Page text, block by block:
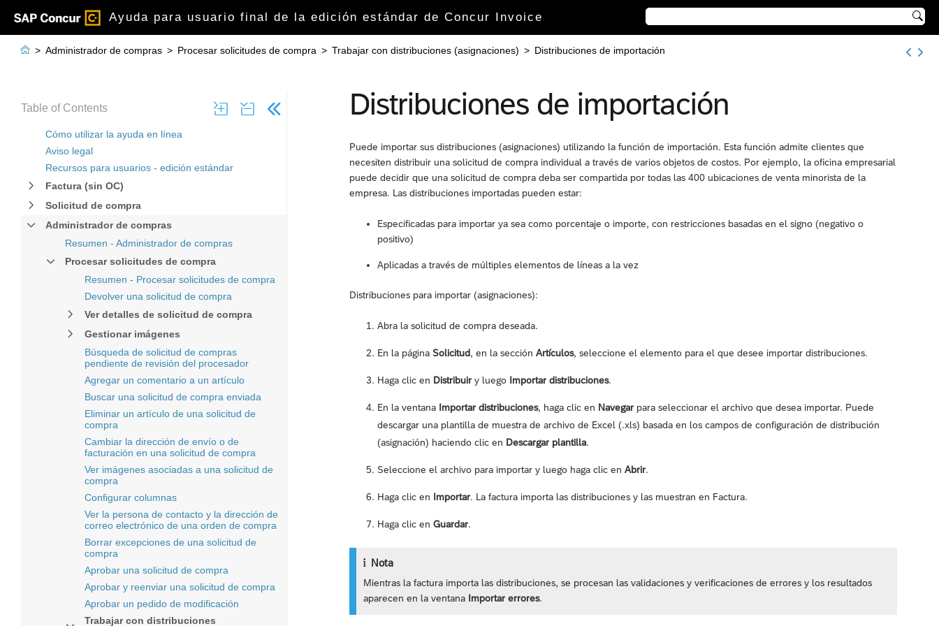
Ayuda para usuario final de la edición estándar de Concur Invoice 
Table of Contents
Cómo utilizar la ayuda en línea
Aviso legal
Recursos para usuarios - edición estándar
Factura (sin OC)
Solicitud de compra
Administrador de compras
Resumen - Administrador de compras
Procesar solicitudes de compra
Resumen - Procesar solicitudes de compra
Devolver una solicitud de compra
Ver detalles de solicitud de compra
Gestionar imágenes
Búsqueda de solicitud de compras
pendiente de revisión del procesador
Agregar un comentario a un artículo
Buscar una solicitud de compra enviada
Eliminar un artículo de una solicitud de
compra
Cambiar la dirección de envío o de
facturación en una solicitud de compra
Ver imágenes asociadas a una solicitud de
compra
Configurar columnas
Ver la persona de contacto y la dirección de
correo electrónico de una orden de compra
Borrar excepciones de una solicitud de
compra
Aprobar una solicitud de compra
Aprobar y reenviar una solicitud de compra
Aprobar un pedido de modificación
Trabajar con distribuciones
 > Administrador de compras > Procesar solicitudes de compra > Trabajar con distribuciones (asignaciones) > Distribuciones de importación
Distribuciones de importación
Puede importar sus distribuciones (asignaciones) utilizando la función de importación. Esta función admite clientes que
necesiten distribuir una solicitud de compra individual a través de varios objetos de costos. Por ejemplo, la oficina empresarial
puede decidir que una solicitud de compra deba ser compartida por todas las 400 ubicaciones de venta minorista de la
empresa. Las distribuciones importadas pueden estar:
Especificadas para importar ya sea como porcentaje o importe, con restricciones basadas en el signo (negativo o
positivo)
Aplicadas a través de múltiples elementos de líneas a la vez
Distribuciones para importar (asignaciones):
Abra la solicitud de compra deseada.
En la página Solicitud, en la sección Artículos, seleccione el elemento para el que desee importar distribuciones.
Haga clic en Distribuir y luego Importar distribuciones.
En la ventana Importar distribuciones, haga clic en Navegar para seleccionar el archivo que desea importar. Puede
descargar una plantilla de muestra de archivo de Excel (.xls) basada en los campos de configuración de distribución
(asignación) haciendo clic en Descargar plantilla.
Seleccione el archivo para importar y luego haga clic en Abrir.
Haga clic en Importar. La factura importa las distribuciones y las muestran en Factura.
Haga clic en Guardar.
Nota
Mientras la factura importa las distribuciones, se procesan las validaciones y verificaciones de errores y los resultados
aparecen en la ventana Importar errores.